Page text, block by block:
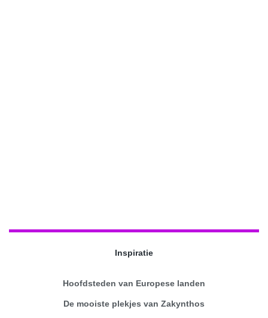
Inspiratie
Hoofdsteden van Europese landen
De mooiste plekjes van Zakynthos